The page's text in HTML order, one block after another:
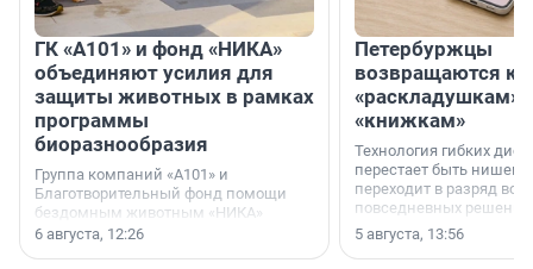
ГК «А101» и фонд «НИКА»
объединяют усилия для
защиты животных в рамках
программы
биоразнообразия
Группа компаний «А101» и
Благотворительный фонд помощи
бездомным животным «НИКА»
заключили соглашение о
6 августа, 12:26
Петербуржцы
возвращаются к
«раскладушкам»
«книжкам»
Технология гибких
перестает быть
переходит в разряд
повседневных
5 августа, 13:56